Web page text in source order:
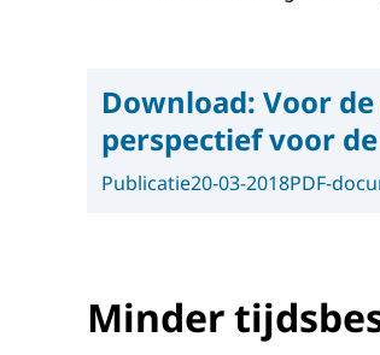
Download: Voor
perspectief voor
Publicatie20-03-2018PDF-
Minder